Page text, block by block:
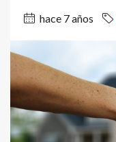
hace 7 años